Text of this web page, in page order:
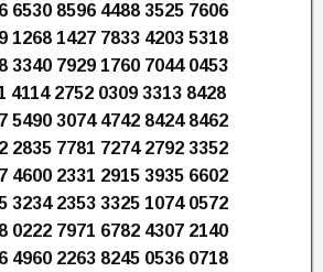
6530 8596 4488 3525 7606
1268 1427 7833 4203 5318
3340 7929 1760 7044 0453
4114 2752 0309 3313 8428
5490 3074 4742 8424 8462
2835 7781 7274 2792 3352
4600 2331 2915 3935 6602
3234 2353 3325 1074 0572
0222 7971 6782 4307 2140
4960 2263 8245 0536 0718